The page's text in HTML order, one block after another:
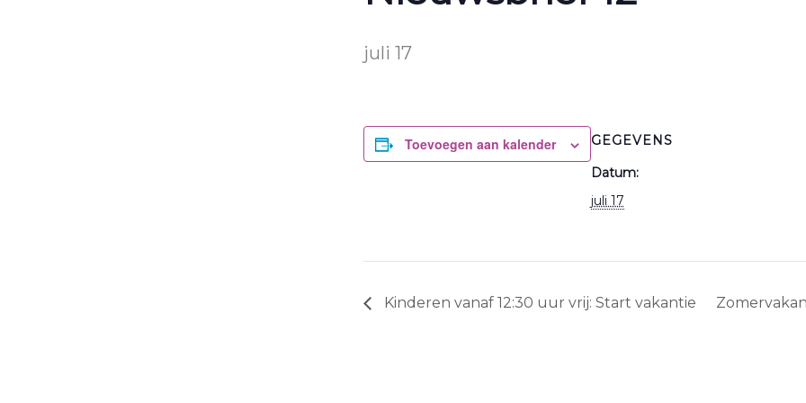
juli 17
Toevoegen aan kalender
GEGEVENS
Datum:
juli 17
Kinderen vanaf 12:30 uur vrij: Start vakantie